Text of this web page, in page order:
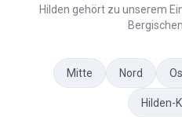
Hilden gehört zu unserem
Mitte Nord
Hilden-